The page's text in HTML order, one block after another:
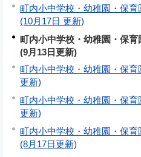
町内小中学校・幼稚園・保
(10月17日 更新)
町内小中学校・幼稚園・保
(9月13日更新)
町内小中学校・幼稚園・保
更新)
町内小中学校・幼稚園・保
更新)
町内小中学校・幼稚園・保
(8月17日更新)